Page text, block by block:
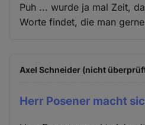
Puh ... wurde ja mal Zeit,
Worte findet, die man
Axel Schneider (nicht
Herr Posener macht